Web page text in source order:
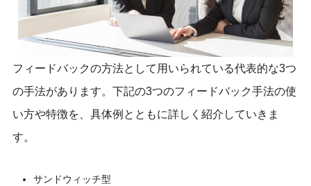
フィードバックの方法として用いられている代表的な3つ
の手法があります。下記の3つのフィードバック手法の使
い方や特徴を、具体例とともに詳しく紹介していきま
す。
​サンドウィッチ型